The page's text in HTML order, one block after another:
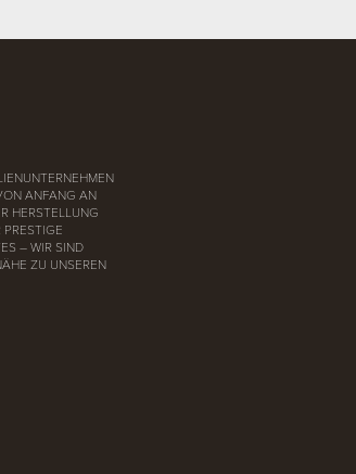
ANFANG AN
HERSTELLUNG
– WIR SIND
ZU UNSEREN